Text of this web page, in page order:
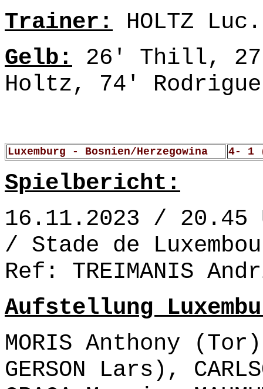
Trainer: HOLTZ Luc.
Gelb: 26' Thill,
Holtz, 74'
Luxemburg - Bosnien/Herzegowina 4- 1
Spielbericht:
16.11.2023 / 20.45
/ Stade de
Ref: TREIMANIS
Aufstellung
MORIS Anthony
GERSON Lars),